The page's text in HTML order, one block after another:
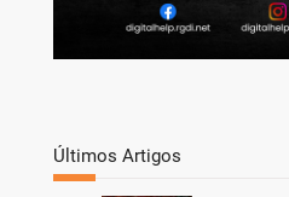
Últimos Artigos